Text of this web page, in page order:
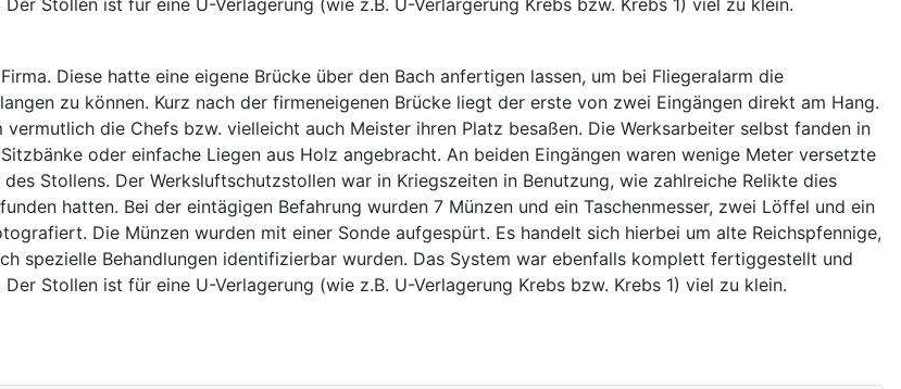
Diese hatte eine eigene Brücke über den Bach anfertigen lassen, um bei Fliegeralarm die
zu können. Kurz nach der firmeneigenen Brücke liegt der erste von zwei Eingängen direkt am Hang.
die Chefs bzw. vielleicht auch Meister ihren Platz besaßen. Die Werksarbeiter selbst fanden in
oder einfache Liegen aus Holz angebracht. An beiden Eingängen waren wenige Meter versetzte
Stollens. Der Werksluftschutzstollen war in Kriegszeiten in Benutzung, wie zahlreiche Relikte dies
hatten. Bei der eintägigen Befahrung wurden 7 Münzen und ein Taschenmesser, zwei Löffel und ein
Die Münzen wurden mit einer Sonde aufgespürt. Es handelt sich hierbei um alte Reichspfennige,
spezielle Behandlungen identifizierbar wurden. Das System war ebenfalls komplett fertiggestellt und
Stollen ist für eine U-Verlagerung (wie z.B. U-Verlagerung Krebs bzw. Krebs 1) viel zu klein.